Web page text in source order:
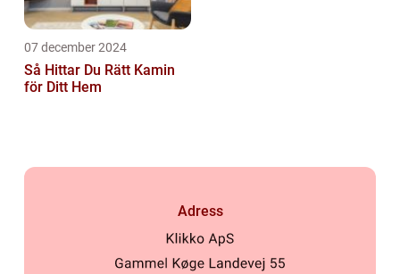
07 december 2024
Så Hittar Du Rätt Kamin
för Ditt Hem
Adress